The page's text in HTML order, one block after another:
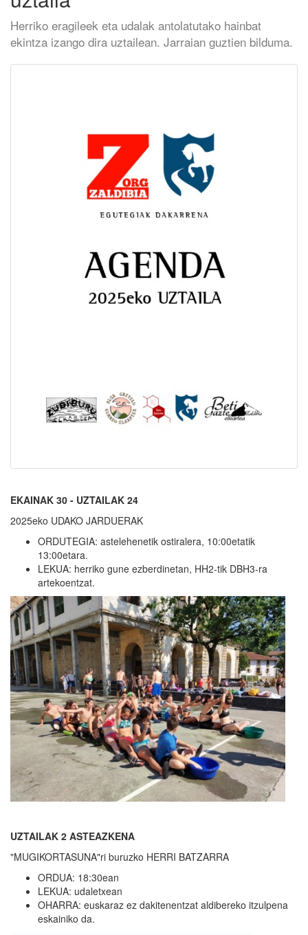
Herriko eragileek eta udalak antolatutako hainbat
ekintza izango dira uztailean. Jarraian guztien bilduma.
EKAINAK 30 - UZTAILAK 24
2025eko UDAKO JARDUERAK
ORDUTEGIA: astelehenetik ostiralera, 10:00etatik
13:00etara.
LEKUA: herriko gune ezberdinetan, HH2-tik DBH3-ra
artekoentzat.
UZTAILAK 2 ASTEAZKENA
"MUGIKORTASUNA"ri buruzko HERRI BATZARRA
ORDUA: 18:30ean
LEKUA: udaletxean
OHARRA: euskaraz ez dakitenentzat aldibereko itzulpena
eskainiko da.